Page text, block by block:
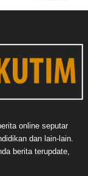
online seputar
dan lain-lain.
berita terupdate,